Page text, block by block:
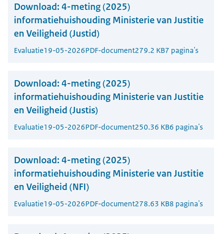
Download: 4-meting (2025)
informatiehuishouding Ministerie van Justitie
en Veiligheid (Justid)
Evaluatie19-05-2026PDF-document279.2 KB7 pagina's
Download: 4-meting (2025)
informatiehuishouding Ministerie van Justitie
en Veiligheid (Justis)
Evaluatie19-05-2026PDF-document250.36 KB6 pagina's
Download: 4-meting (2025)
informatiehuishouding Ministerie van Justitie
en Veiligheid (NFI)
Evaluatie19-05-2026PDF-document278.63 KB8 pagina's